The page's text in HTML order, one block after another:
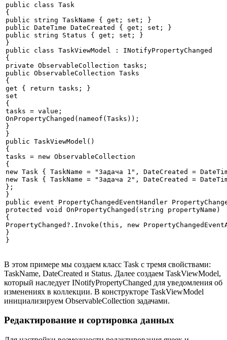
public class Task
{
public string TaskName { get; set; }
public DateTime DateCreated { get; set; }
public string Status { get; set; }
}
public class TaskViewModel : INotifyPropertyChanged
{
private ObservableCollection tasks;
public ObservableCollection Tasks
{
get { return tasks; }
set
{
tasks = value;
OnPropertyChanged(nameof(Tasks));
}
}
public TaskViewModel()
{
tasks = new ObservableCollection
{
new Task { TaskName = "Задача 1", DateCreated =
new Task { TaskName = "Задача 2", DateCreated =
};
}
public event PropertyChangedEventHandler
protected void OnPropertyChanged(string propertyName)
{
PropertyChanged?.Invoke(this, new
}
В этом примере мы создаем класс Task с тремя свойствами:
TaskName, DateCreated и Status. Далее создаем TaskViewModel,
который наследует INotifyPropertyChanged для уведомления об
изменениях в коллекции. В конструкторе TaskViewModel
инициализируем ObservableCollection задачами.
Редактирование и сортировка данных